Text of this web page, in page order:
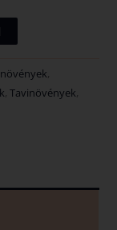
,
,Tavinövények,